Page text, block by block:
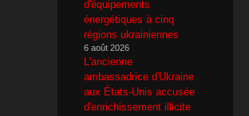
d'équipements
énergétiques à cinq
régions ukrainiennes
6 août 2026
L'ancienne
ambassadrice d'Ukraine
aux États-Unis accusée
d'enrichissement illicite